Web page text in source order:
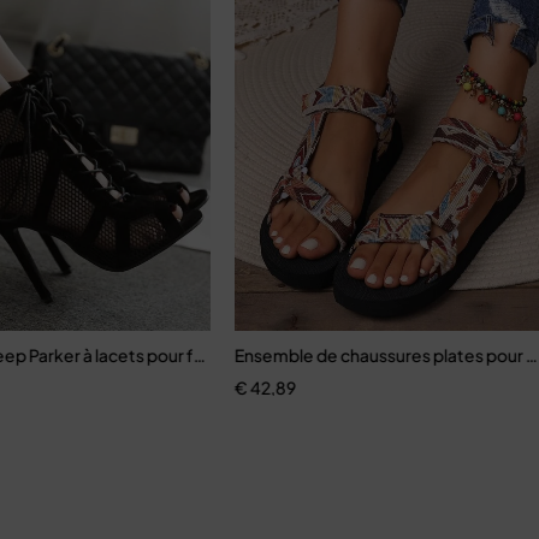
Parker à lacets pour femmesEnsemble de chaussures plates pour
€42,89